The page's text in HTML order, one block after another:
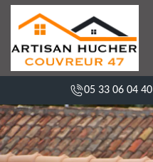
05 33 06 04 40